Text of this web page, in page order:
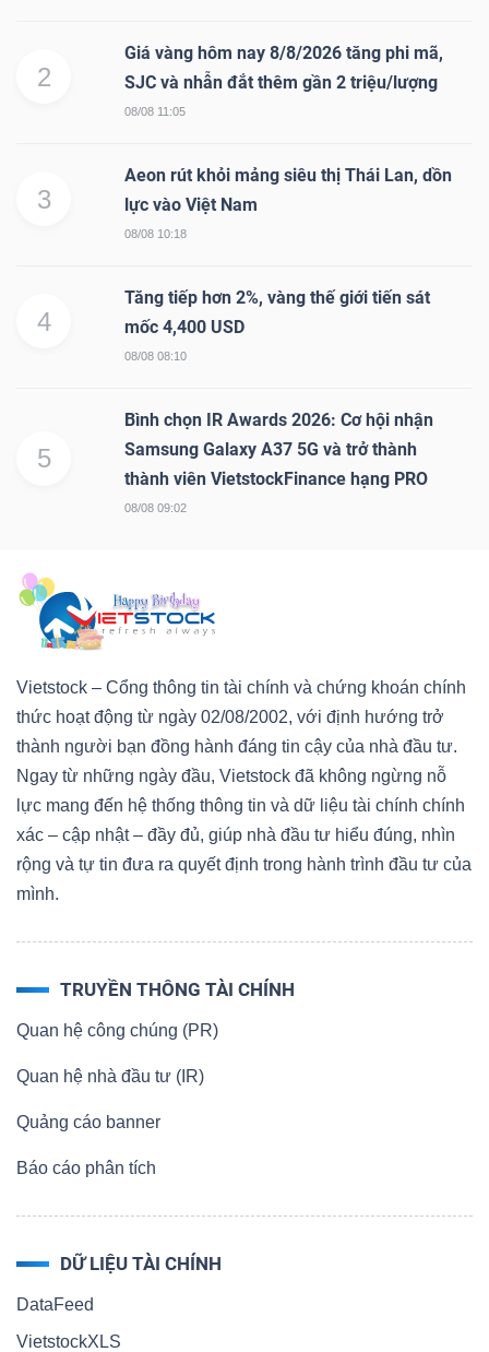
2
Giá vàng hôm nay 8/8/2026 tăng phi mã,
SJC và nhẫn đắt thêm gần 2 triệu/lượng
08/08 11:05
3
Aeon rút khỏi mảng siêu thị Thái Lan, dồn
lực vào Việt Nam
08/08 10:18
4
Tăng tiếp hơn 2%, vàng thế giới tiến sát
mốc 4,400 USD
08/08 08:10
5
Bình chọn IR Awards 2026: Cơ hội nhận
Samsung Galaxy A37 5G và trở thành
thành viên VietstockFinance hạng PRO
08/08 09:02
Vietstock – Cổng thông tin tài chính và chứng khoán chính
thức hoạt động từ ngày 02/08/2002, với định hướng trở
thành người bạn đồng hành đáng tin cậy của nhà đầu tư.
Ngay từ những ngày đầu, Vietstock đã không ngừng nỗ
lực mang đến hệ thống thông tin và dữ liệu tài chính chính
xác – cập nhật – đầy đủ, giúp nhà đầu tư hiểu đúng, nhìn
rộng và tự tin đưa ra quyết định trong hành trình đầu tư của
mình.
TRUYỀN THÔNG TÀI CHÍNH
Quan hệ công chúng (PR)
Quan hệ nhà đầu tư (IR)
Quảng cáo banner
Báo cáo phân tích
DỮ LIỆU TÀI CHÍNH
DataFeed
VietstockXLS